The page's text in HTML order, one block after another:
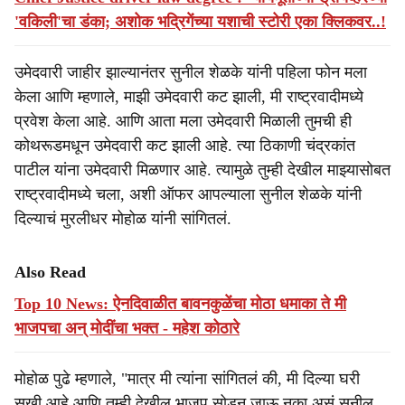
'वकिली'चा डंका; अशोक भद्रिगेंच्या यशाची स्टोरी एका क्लिकवर..!
उमेदवारी जाहीर झाल्यानंतर सुनील शेळके यांनी पहिला फोन मला
केला आणि म्हणाले, माझी उमेदवारी कट झाली, मी राष्ट्रवादीमध्ये
प्रवेश केला आहे. आणि आता मला उमेदवारी मिळाली तुमची ही
कोथरूडमधून उमेदवारी कट झाली आहे. त्या ठिकाणी चंद्रकांत
पाटील यांना उमेदवारी मिळणार आहे. त्यामुळे तुम्ही देखील माझ्यासोबत
राष्ट्रवादीमध्ये चला, अशी ऑफर आपल्याला सुनील शेळके यांनी
दिल्याचं मुरलीधर मोहोळ यांनी सांगितलं.
Also Read
Top 10 News: ऐनदिवाळीत बावनकुळेंचा मोठा धमाका ते मी
भाजपचा अन् मोदींचा भक्त - महेश कोठारे
मोहोळ पुढे म्हणाले, "मात्र मी त्यांना सांगितलं की, मी दिल्या घरी